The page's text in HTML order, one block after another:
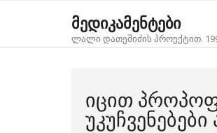
მედიკამენტები
ლალი დათეშიძის პროექტით.
ᲘᲪᲘᲗ
ᲣᲙᲣᲩᲕᲔᲜᲔᲑᲔᲑᲘ